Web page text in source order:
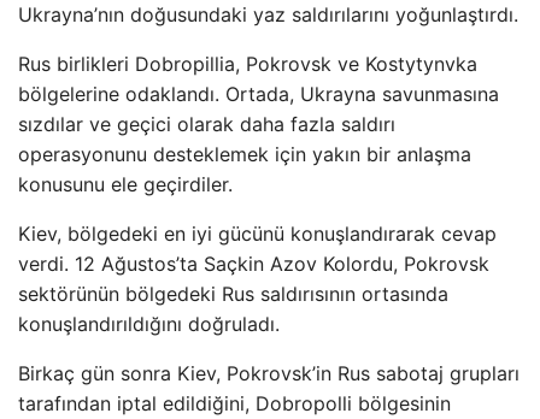
Ukrayna’nın doğusundaki yaz saldırılarını yoğunlaştırdı.
Rus birlikleri Dobropillia, Pokrovsk ve Kostytynvka
bölgelerine odaklandı. Ortada, Ukrayna savunmasına
sızdılar ve geçici olarak daha fazla saldırı
operasyonunu desteklemek için yakın bir anlaşma
konusunu ele geçirdiler.
Kiev, bölgedeki en iyi gücünü konuşlandırarak cevap
verdi. 12 Ağustos’ta Saçkin Azov Kolordu, Pokrovsk
sektörünün bölgedeki Rus saldırısının ortasında
konuşlandırıldığını doğruladı.
Birkaç gün sonra Kiev, Pokrovsk’in Rus sabotaj grupları
tarafından iptal edildiğini, Dobropolli bölgesinin